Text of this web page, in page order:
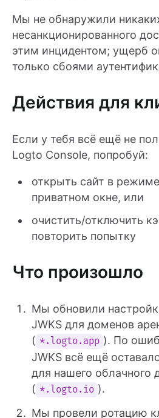
Мы не обнаружили
несанкционированного
этим инцидентом; ущерб
только сбоями
Действия для
Если у тебя всё ещё не
Logto Console, попробуй:
открыть сайт в
приватном окне, или
очистить/отключить
повторить попытку
Что произошло
Мы обновили
JWKS для доменов
( *.logto.app ). По
JWKS всё ещё
для нашего облачного
( *.logto.io ).
Мы провели ротацию